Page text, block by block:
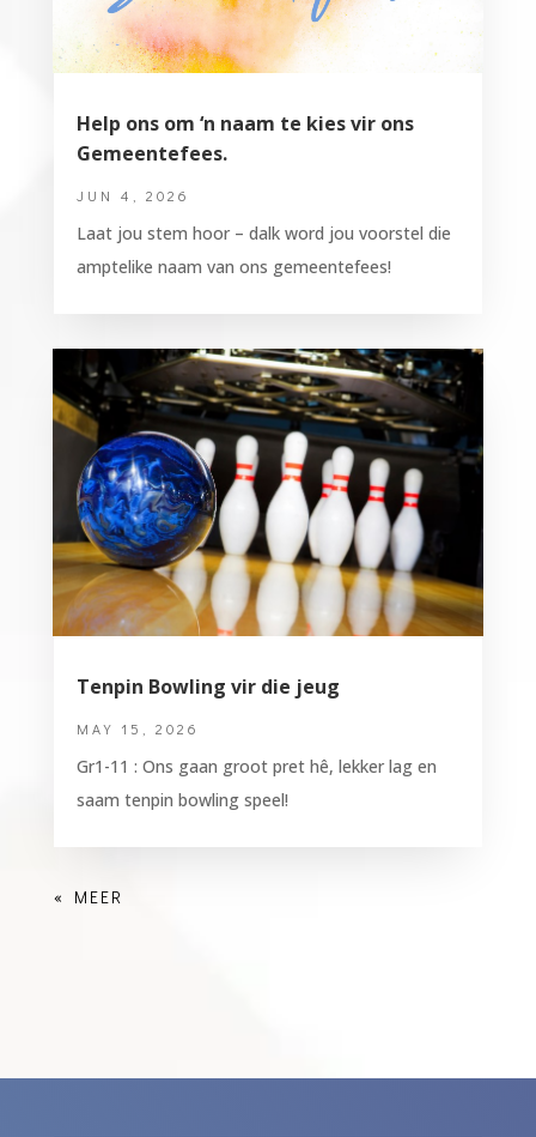
Help ons om ‘n naam te kies vir ons
Gemeentefees.
JUN 4, 2026
Laat jou stem hoor – dalk word jou voorstel die
amptelike naam van ons gemeentefees!
Tenpin Bowling vir die jeug
MAY 15, 2026
Gr1-11 : Ons gaan groot pret hê, lekker lag en
saam tenpin bowling speel!